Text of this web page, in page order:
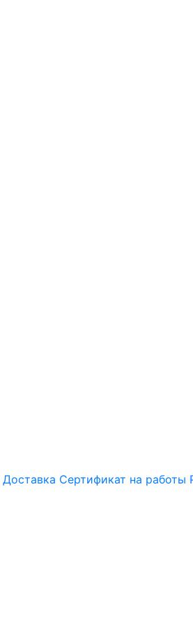
Доставка Сертификат на работы